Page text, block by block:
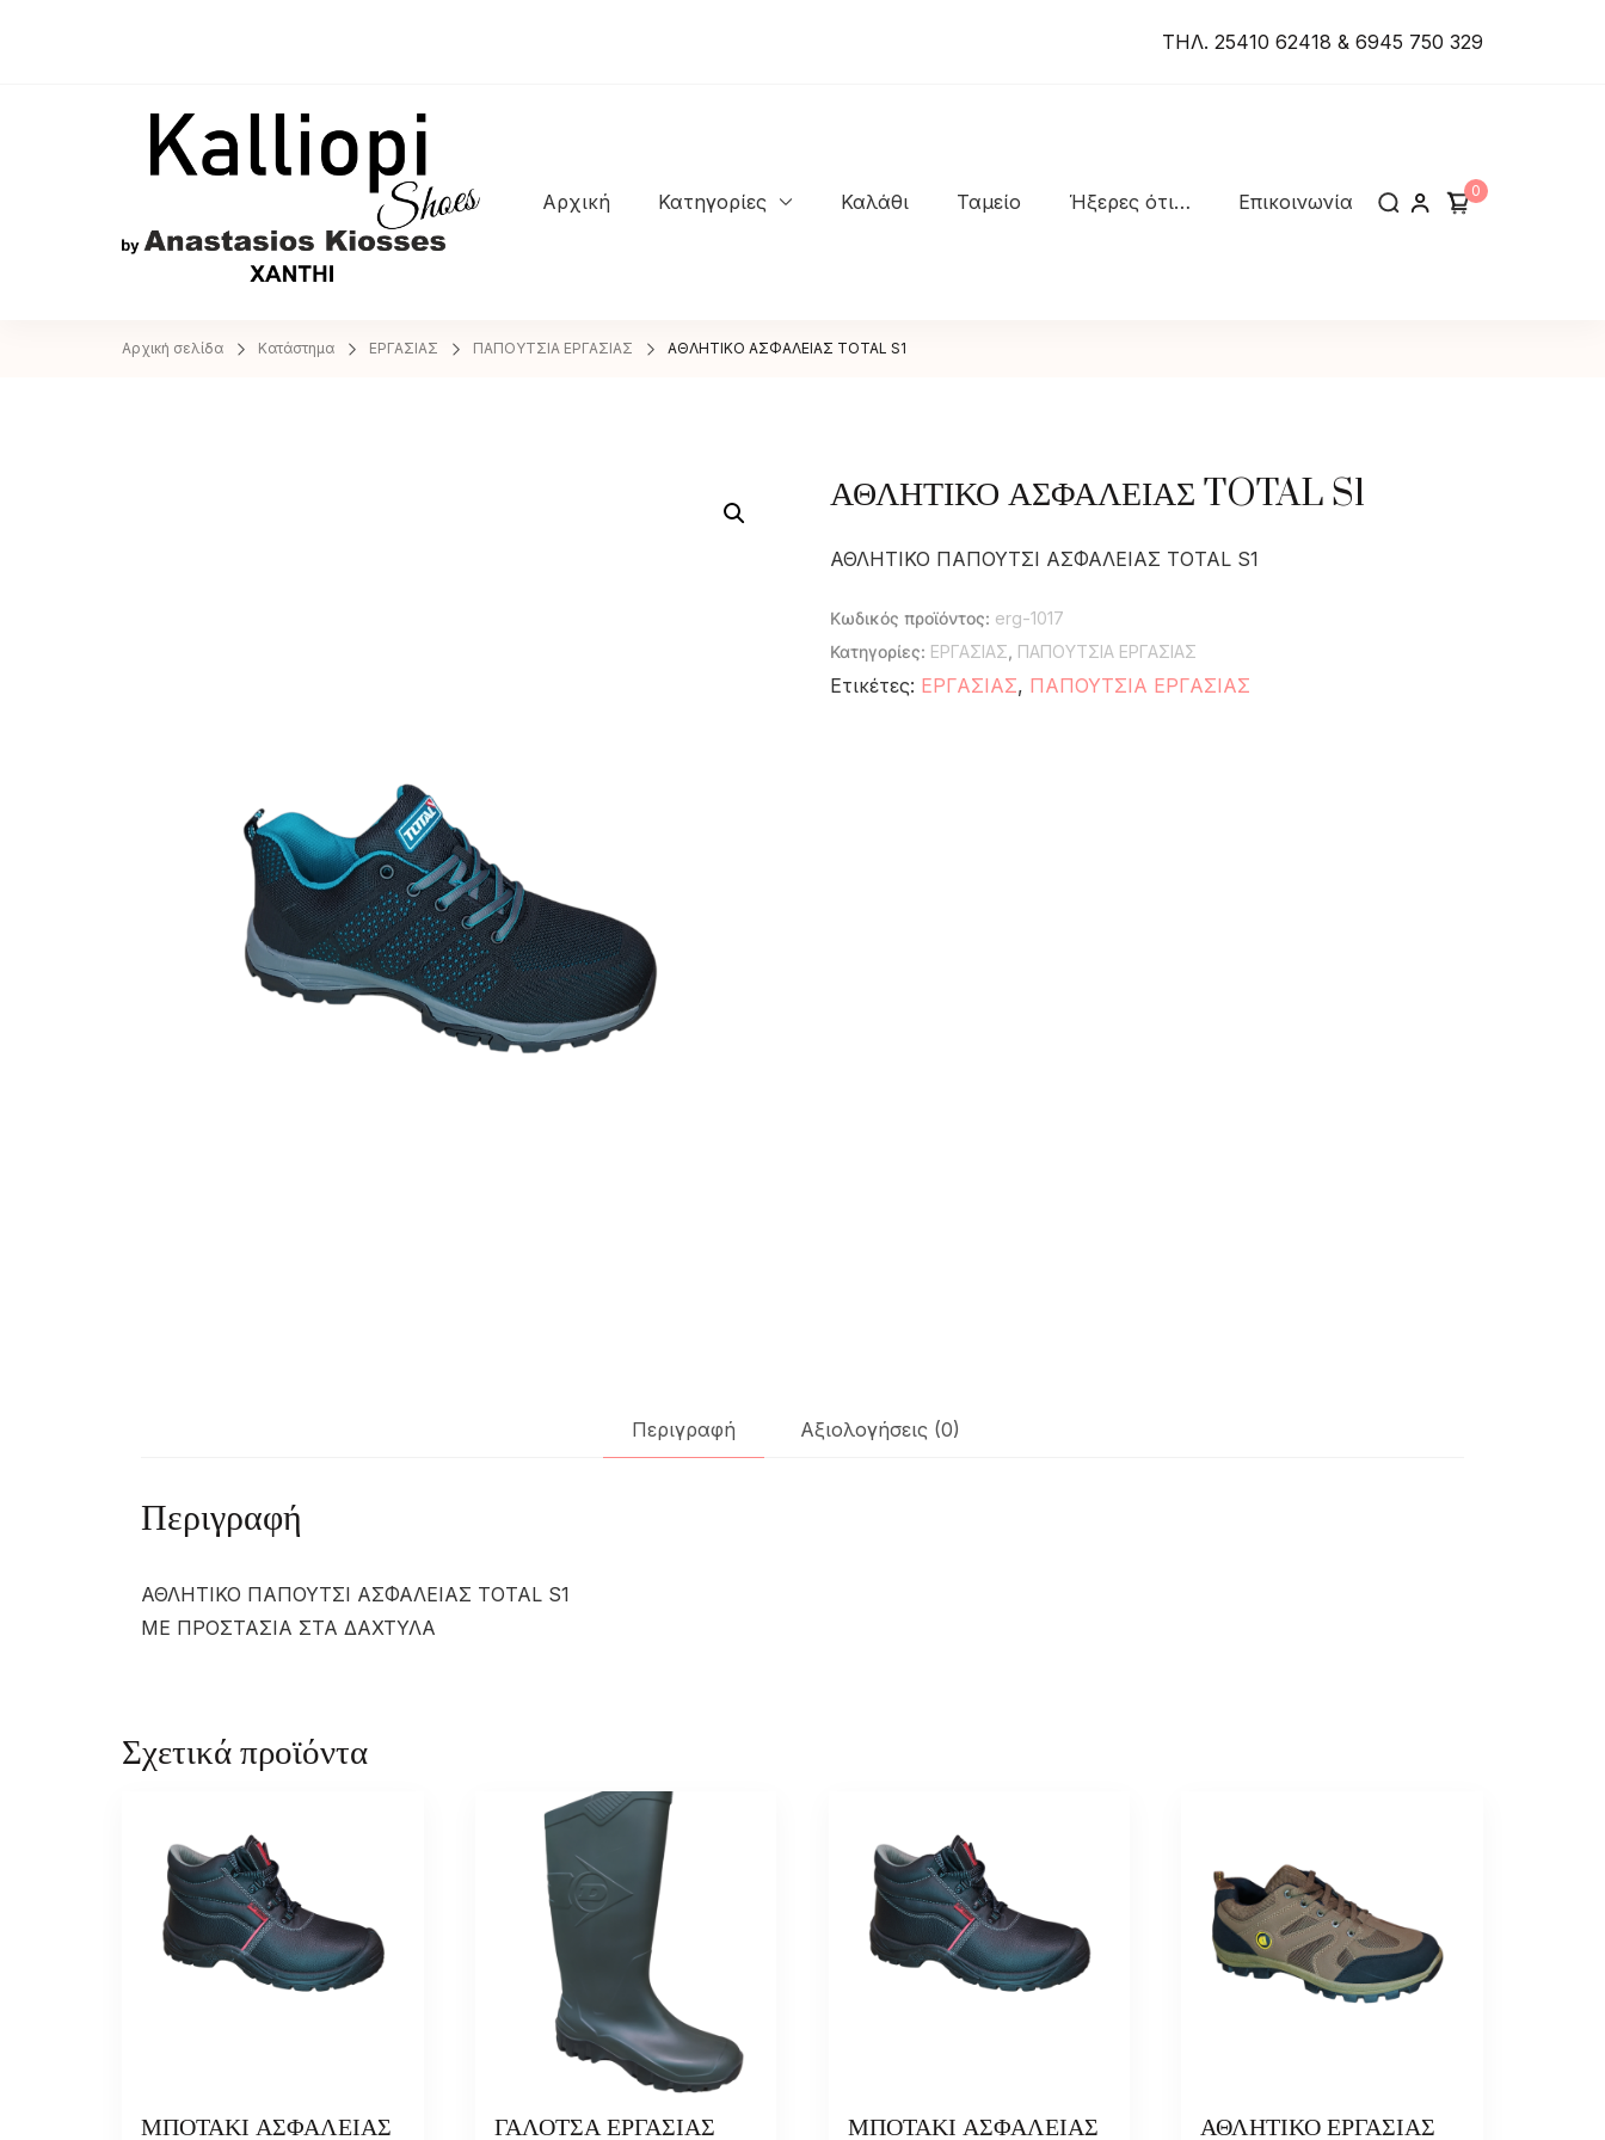
ΤΗΛ. 25410 62418 & 6945 750 329
ANASTASIOS KIOSSES SHOES
Αρχική Κατηγορίες Καλάθι Ταμείο Ήξερες ότι… Επικοινωνία 0
Αρχική σελίδα Κατάστημα ΕΡΓΑΣΙΑΣ ΠΑΠΟΥΤΣΙΑ ΕΡΓΑΣΙΑΣ ΑΘΛΗΤΙΚΟ ΑΣΦΑΛΕΙΑΣ TOTAL S1
ΑΘΛΗΤΙΚΟ ΑΣΦΑΛΕΙΑΣ TOTAL S1
ΑΘΛΗΤΙΚΟ ΠΑΠΟΥΤΣΙ ΑΣΦΑΛΕΙΑΣ TOTAL S1
Κωδικός προϊόντος: erg-1017
Κατηγορίες: ΕΡΓΑΣΙΑΣ, ΠΑΠΟΥΤΣΙΑ ΕΡΓΑΣΙΑΣ
Ετικέτες: ΕΡΓΑΣΙΑΣ, ΠΑΠΟΥΤΣΙΑ ΕΡΓΑΣΙΑΣ
Περιγραφή Αξιολογήσεις (0)
Περιγραφή
ΑΘΛΗΤΙΚΟ ΠΑΠΟΥΤΣΙ ΑΣΦΑΛΕΙΑΣ TOTAL S1
ΜΕ ΠΡΟΣΤΑΣΙΑ ΣΤΑ ΔΑΧΤΥΛΑ
Σχετικά προϊόντα
ΜΠΟΤΑΚΙ ΑΣΦΑΛΕΙΑΣ ΓΑΛΟΤΣΑ ΕΡΓΑΣΙΑΣ ΜΠΟΤΑΚΙ ΑΣΦΑΛΕΙΑΣ ΑΘΛΗΤΙΚΟ ΕΡΓΑΣΙΑΣ